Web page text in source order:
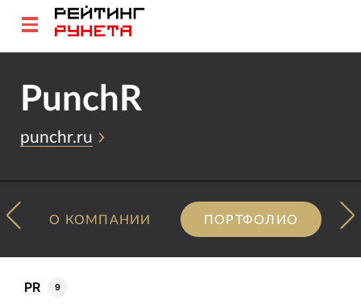
PunchR
punchr.ru
О КОМПАНИИ ПОРТФОЛИО
PR 9